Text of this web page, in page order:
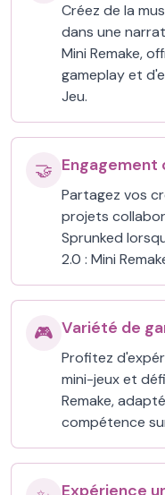
Créez de la
dans une
Mini Remake,
gameplay et
Jeu.
🤝 Engagement
Partagez vos
projets
Sprunked
2.0 : Mini
🎮 Variété de
Profitez
mini-jeux et
Remake,
compétence
Expérience